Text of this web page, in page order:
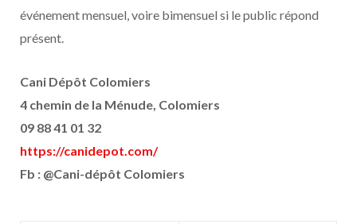
événement mensuel, voire bimensuel si le public répond
présent.
Cani Dépôt Colomiers
4 chemin de la Ménude, Colomiers
09 88 41 01 32
https://canidepot.com/
Fb : @Cani-dépôt Colomiers